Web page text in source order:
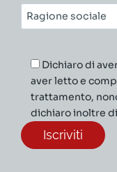
Ragione
sociale*
Dichiaro di
aver letto e
trattamento,
dichiaro inoltre